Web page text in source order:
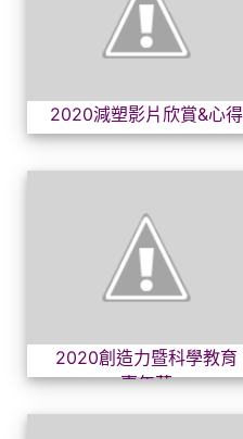
2020減塑影片欣賞&心得
2020創造力暨科學教育
嘉年華